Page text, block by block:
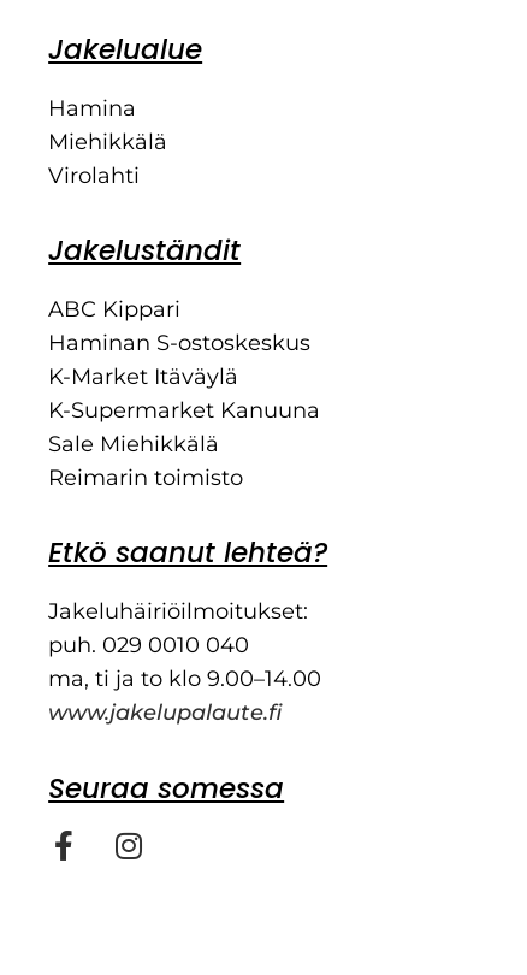
Jakelualue
Hamina
Miehikkälä
Virolahti
Jakeluständit
ABC Kippari
Haminan S-ostoskeskus
K-Market Itäväylä
K-Supermarket Kanuuna
Sale Miehikkälä
Reimarin toimisto
Etkö saanut lehteä?
Jakeluhäiriöilmoitukset:
puh. 029 0010 040
ma, ti ja to klo 9.00–14.00
www.jakelupalaute.fi
Seuraa somessa